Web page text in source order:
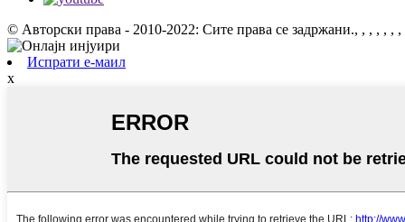
© Авторски права - 2010-2022: Сите права се задржани., , , , , , ,
Испрати е-маил
x